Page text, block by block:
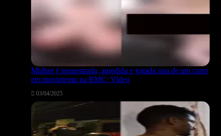
Mulher é sequestrada, agredida e jogada nua de um carro
em movimento na RMC; Vídeo
03/04/2025